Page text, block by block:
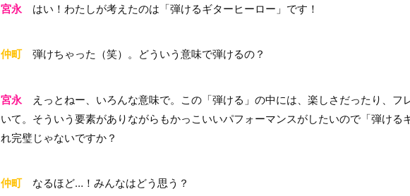
宮永はい！わたしが考えたのは「弾けるギターヒーロー」です！
仲町弾けちゃった（笑）。どういう意味で弾けるの？
宮永えっとねー、いろんな意味で。この「弾ける」の中には、楽しさだったり、フ
いて。そういう要素がありながらもかっこいいパフォーマンスがしたいので「弾ける
れ完璧じゃないですか？
仲町なるほど…！みんなはどう思う？